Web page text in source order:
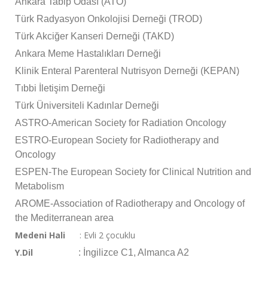
Türk Radyasyon Onkolojisi Derneği (TROD)
Türk Akciğer Kanseri Derneği (TAKD)
Ankara Meme Hastalıkları Derneği
Klinik Enteral Parenteral Nutrisyon Derneği (KEPAN)
Tıbbi İletişim Derneği
Türk Üniversiteli Kadınlar Derneği
ASTRO-American Society for Radiation Oncology
ESTRO-European Society for Radiotherapy and
Oncology
ESPEN-The European Society for Clinical Nutrition and
Metabolism
AROME-Association of Radiotherapy and Oncology of
the Mediterranean area
Medeni Hali : Evli 2 çocuklu
Y.Dil
: İngilizce C1, Almanca A2